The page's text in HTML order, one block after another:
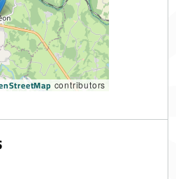
contributors